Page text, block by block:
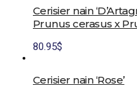
sur
page
Cerisier nain
Prunus cerasus x
80.95$
Cerisier nain ‘Rose’